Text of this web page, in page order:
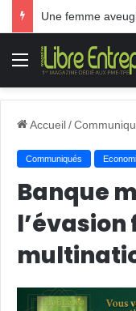
Menu
Accueil/
Communiqués
Banque